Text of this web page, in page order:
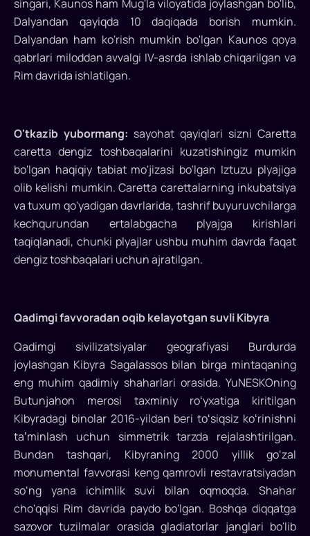
singari, Kaunos ham Mug'la viloyatida joylashgan bo'lib,
Dalyandan qayiqda 10 daqiqada borish mumkin.
Dalyandan ham ko'rish mumkin bo'lgan Kaunos qoya
qabrlari miloddan avvalgi IV-asrda ishlab chiqarilgan va
Rim davrida ishlatilgan.
O'tkazib yubormang: sayohat qayiqlari sizni Caretta
caretta dengiz toshbaqalarini kuzatishingiz mumkin
bo'lgan haqiqiy tabiat mo'jizasi bo'lgan Iztuzu plyajiga
olib kelishi mumkin. Caretta carettalarning inkubatsiya
va tuxum qo'yadigan davrlarida, tashrif buyuruvchilarga
kechqurundan ertalabgacha plyajga kirishlari
taqiqlanadi, chunki plyajlar ushbu muhim davrda faqat
dengiz toshbaqalari uchun ajratilgan.
Qadimgi favvoradan oqib kelayotgan suvli Kibyra
Qadimgi sivilizatsiyalar geografiyasi Burdurda
joylashgan Kibyra Sagalassos bilan birga mintaqaning
eng muhim qadimiy shaharlari orasida. YuNESKOning
Butunjahon merosi taxminiy roʻyxatiga kiritilgan
Kibyradagi binolar 2016-yildan beri toʻsiqsiz koʻrinishni
taʼminlash uchun simmetrik tarzda rejalashtirilgan.
Bundan tashqari, Kibyraning 2000 yillik go‘zal
monumental favvorasi keng qamrovli restavratsiyadan
so‘ng yana ichimlik suvi bilan oqmoqda. Shahar
cho'qqisi Rim davrida paydo bo'lgan. Boshqa diqqatga
sazovor tuzilmalar orasida gladiatorlar janglari bo'lib